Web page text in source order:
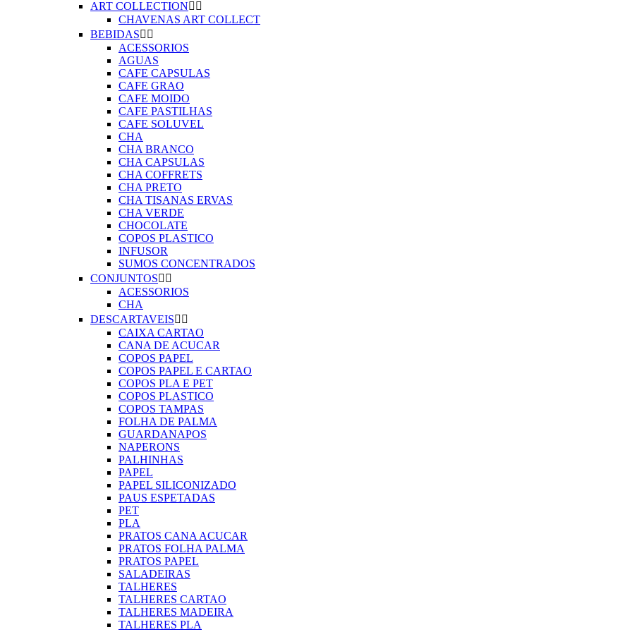
ART COLLECTION 
CHAVENAS ART COLLECT
BEBIDAS 
ACESSORIOS
AGUAS
CAFE CAPSULAS
CAFE GRAO
CAFE MOIDO
CAFE PASTILHAS
CAFE SOLUVEL
CHA
CHA BRANCO
CHA CAPSULAS
CHA COFFRETS
CHA PRETO
CHA TISANAS ERVAS
CHA VERDE
CHOCOLATE
COPOS PLASTICO
INFUSOR
SUMOS CONCENTRADOS
CONJUNTOS 
ACESSORIOS
CHA
DESCARTAVEIS 
CAIXA CARTAO
CANA DE ACUCAR
COPOS PAPEL
COPOS PAPEL E CARTAO
COPOS PLA E PET
COPOS PLASTICO
COPOS TAMPAS
FOLHA DE PALMA
GUARDANAPOS
NAPERONS
PALHINHAS
PAPEL
PAPEL SILICONIZADO
PAUS ESPETADAS
PET
PLA
PRATOS CANA ACUCAR
PRATOS FOLHA PALMA
PRATOS PAPEL
SALADEIRAS
TALHERES
TALHERES CARTAO
TALHERES MADEIRA
TALHERES PLA